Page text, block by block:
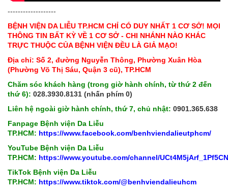
-------------------
BỆNH VIỆN DA LIỄU TP.HCM CHỈ CÓ DUY NHẤT 1 CƠ SỞ! MỌI
THÔNG TIN BẤT KỲ VỀ 1 CƠ SỞ - CHI NHÁNH NÀO KHÁC
TRỰC THUỘC CỦA BỆNH VIỆN ĐỀU LÀ GIẢ MẠO!
Địa chỉ: Số 2, đường Nguyễn Thông, Phường Xuân Hòa
(Phường Võ Thị Sáu, Quận 3 cũ), TP.HCM
Chăm sóc khách hàng (trong giờ hành chính, từ thứ 2 đến
thứ 6): 028.3930.8131 (nhấn phím 0)
Liên hệ ngoài giờ hành chính, thứ 7, chủ nhật: 0901.365.638
Fanpage Bệnh viện Da Liễu
TP.HCM: https://www.facebook.com/benhviendalieutphcm/
YouTube Bệnh viện Da Liễu
TP.HCM: https://www.youtube.com/channel/
TikTok Bệnh viện Da Liễu
TP.HCM: https://www.tiktok.com/@benhviendalieuhcm